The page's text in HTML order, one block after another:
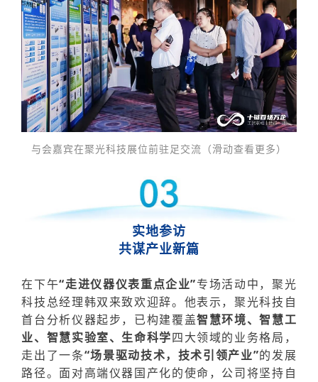
与会嘉宾在聚光科技展位前驻足交流（滑动查看更多）
实地参访
共谋产业新篇
在下午“走进仪器仪表重点企业”专场活动中，聚光
科技总经理韩双来致欢迎辞。他表示，聚光科技自
首台分析仪器起步，已构建覆盖智慧环境、智慧工
业、智慧实验室、生命科学四大领域的业务格局，
走出了一条“场景驱动技术，技术引领产业”的发展
路径。面对高端仪器国产化的使命，公司将坚持自